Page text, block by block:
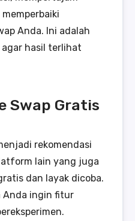
Anda. Ini adalah
hasil terlihat
Swap Gratis
rekomendasi
lain yang juga
dan layak dicoba.
ingin fitur